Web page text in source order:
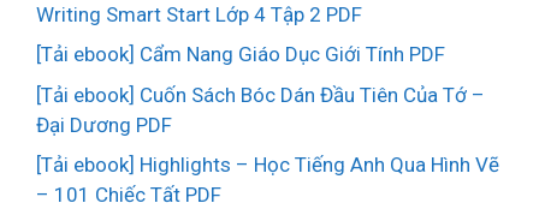
Writing Smart Start Lớp 4 Tập 2 PDF
[Tải ebook] Cẩm Nang Giáo Dục Giới Tính PDF
[Tải ebook] Cuốn Sách Bóc Dán Đầu Tiên Của Tớ –
Đại Dương PDF
[Tải ebook] Highlights – Học Tiếng Anh Qua Hình Vẽ
– 101 Chiếc Tất PDF